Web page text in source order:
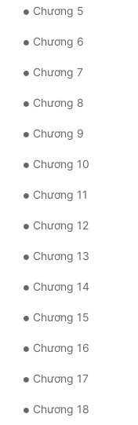
Chương 5
Chương 6
Chương 7
Chương 8
Chương 9
Chương 10
Chương 11
Chương 12
Chương 13
Chương 14
Chương 15
Chương 16
Chương 17
Chương 18